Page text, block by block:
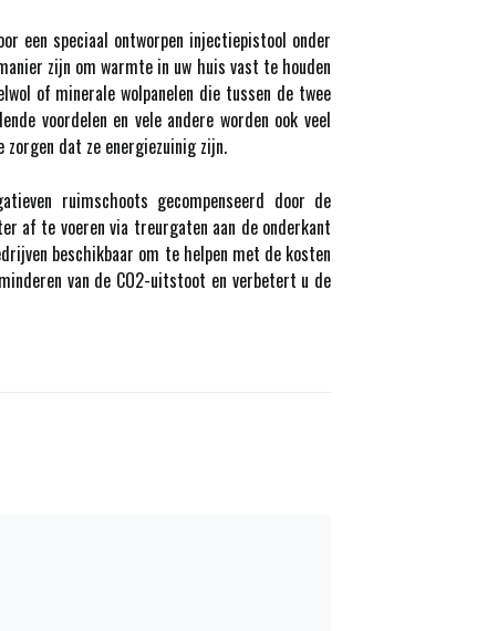
een speciaal ontworpen injectiepistool onder
zijn om warmte in uw huis vast te houden
of minerale wolpanelen die tussen de twee
voordelen en vele andere worden ook veel
dat ze energiezuinig zijn.
ruimschoots gecompenseerd door de
af te voeren via treurgaten aan de onderkant
beschikbaar om te helpen met de kosten
van de CO2-uitstoot en verbetert u de